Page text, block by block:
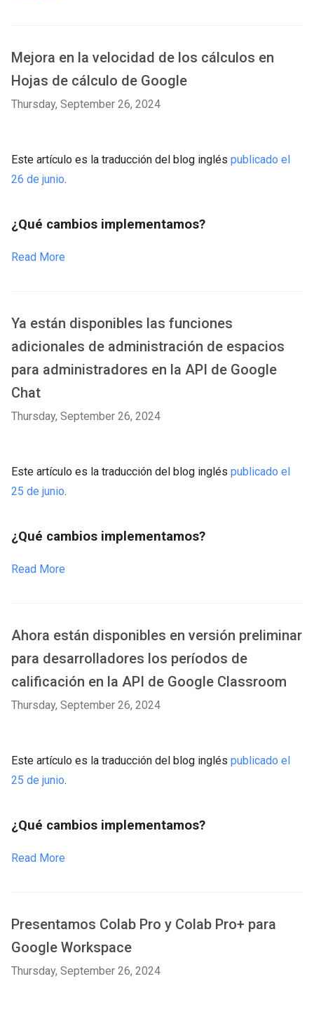
Mejora en la velocidad de los cálculos en
Hojas de cálculo de Google
Thursday, September 26, 2024
Este artículo es la traducción del blog inglés publicado el
26 de junio.
¿Qué cambios implementamos?
Read More
Ya están disponibles las funciones
adicionales de administración de espacios
para administradores en la API de Google
Chat
Thursday, September 26, 2024
Este artículo es la traducción del blog inglés publicado el
25 de junio.
¿Qué cambios implementamos?
Read More
Ahora están disponibles en versión preliminar
para desarrolladores los períodos de
calificación en la API de Google Classroom
Thursday, September 26, 2024
Este artículo es la traducción del blog inglés publicado el
25 de junio.
¿Qué cambios implementamos?
Read More
Presentamos Colab Pro y Colab Pro+ para
Google Workspace
Thursday, September 26, 2024